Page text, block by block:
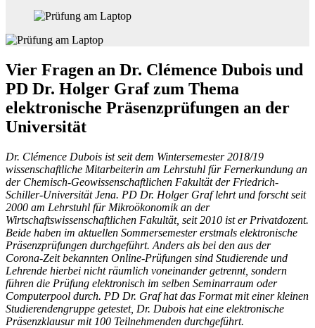
Vier Fragen an Dr. Clémence Dubois und
PD Dr. Holger Graf zum Thema
elektronische Präsenzprüfungen an der
Universität
Dr. Clémence Dubois ist seit dem Wintersemester 2018/19
wissenschaftliche Mitarbeiterin am Lehrstuhl für Fernerkundung an
der Chemisch-Geowissenschaftlichen Fakultät der Friedrich-
Schiller-Universität Jena. PD Dr. Holger Graf lehrt und forscht seit
2000 am Lehrstuhl für Mikroökonomik an der
Wirtschaftswissenschaftlichen Fakultät, seit 2010 ist er Privatdozent.
Beide haben im aktuellen Sommersemester erstmals elektronische
Präsenzprüfungen durchgeführt. Anders als bei den aus der
Corona-Zeit bekannten Online-Prüfungen sind Studierende und
Lehrende hierbei nicht räumlich voneinander getrennt, sondern
führen die Prüfung elektronisch im selben Seminarraum oder
Computerpool durch. PD Dr. Graf hat das Format mit einer kleinen
Studierendengruppe getestet, Dr. Dubois hat eine elektronische
Präsenzklausur mit 100 Teilnehmenden durchgeführt.